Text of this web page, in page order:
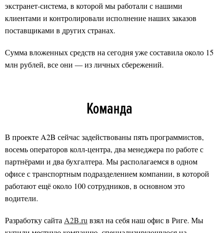
экстранет-система, в которой мы работали с нашими
клиентами и контролировали исполнение наших заказов
поставщиками в других странах.
Сумма вложенных средств на сегодня уже составила около 15
млн рублей, все они — из личных сбережений.
Команда
В проекте A2B сейчас задействованы пять программистов,
восемь операторов колл-центра, два менеджера по работе с
партнёрами и два бухгалтера. Мы располагаемся в одном
офисе с транспортным подразделением компании, в которой
работают ещё около 100 сотрудников, в основном это
водители.
Разработку сайтаA2B.ruвзял на себя наш офис в Риге. Мы